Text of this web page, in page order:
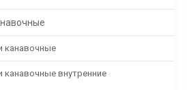
канавочные
внутренние